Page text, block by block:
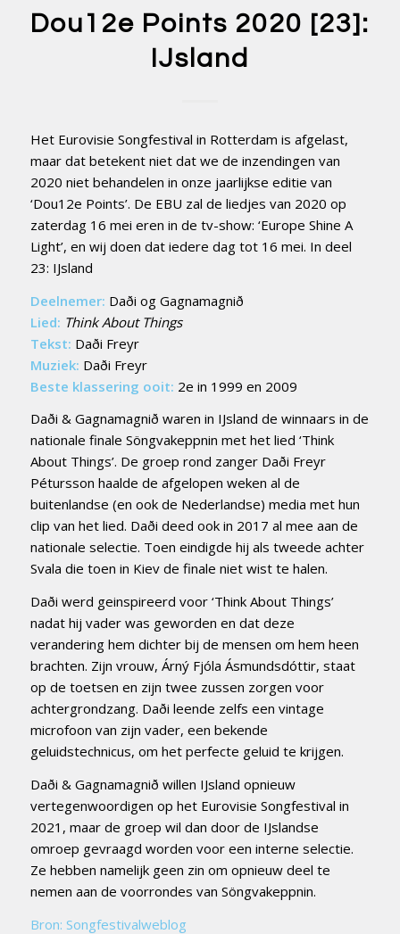
Dou12e Points 2020 [23]:
IJsland
Het Eurovisie Songfestival in Rotterdam is afgelast,
maar dat betekent niet dat we de inzendingen van
2020 niet behandelen in onze jaarlijkse editie van
‘Dou12e Points’. De EBU zal de liedjes van 2020 op
zaterdag 16 mei eren in de tv-show: ‘Europe Shine A
Light’, en wij doen dat iedere dag tot 16 mei. In deel
23: IJsland
Deelnemer: Daði og Gagnamagnið
Lied: Think About Things
Tekst: Daði Freyr
Muziek: Daði Freyr
Beste klassering ooit: 2e in 1999 en 2009
Daði & Gagnamagnið waren in IJsland de winnaars in de
nationale finale Söngvakeppnin met het lied ‘Think
About Things’. De groep rond zanger Daði Freyr
Pétursson haalde de afgelopen weken al de
buitenlandse (en ook de Nederlandse) media met hun
clip van het lied. Daði deed ook in 2017 al mee aan de
nationale selectie. Toen eindigde hij als tweede achter
Svala die toen in Kiev de finale niet wist te halen.
Daði werd geinspireerd voor ‘Think About Things’
nadat hij vader was geworden en dat deze
verandering hem dichter bij de mensen om hem heen
brachten. Zijn vrouw, Árný Fjóla Ásmundsdóttir, staat
op de toetsen en zijn twee zussen zorgen voor
achtergrondzang. Daði leende zelfs een vintage
microfoon van zijn vader, een bekende
geluidstechnicus, om het perfecte geluid te krijgen.
Daði & Gagnamagnið willen IJsland opnieuw
vertegenwoordigen op het Eurovisie Songfestival in
2021, maar de groep wil dan door de IJslandse
omroep gevraagd worden voor een interne selectie.
Ze hebben namelijk geen zin om opnieuw deel te
nemen aan de voorrondes van Söngvakeppnin.
Bron: Songfestivalweblog